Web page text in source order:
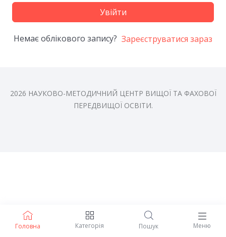
Головна Категорія Пошук Меню
Увійти
Немає облікового запису? Зареєструватися зараз
2026 НАУКОВО-МЕТОДИЧНИЙ ЦЕНТР ВИЩОЇ ТА ФАХОВОЇ
ПЕРЕДВИЩОЇ ОСВІТИ.